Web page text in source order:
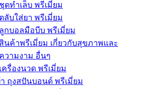
ชุดทำเล็บ พรีเมี่ยม
ตลับใส่ยา พรีเมี่ยม
ลูกบอลมือบีบ พรีเมี่ยม
สินค้าพรีเมี่ยม เกี่ยวกับสุขภาพและ
ความงาม อื่นๆ
เครื่องนวด พรีเมี่ยม
า ถุงสปันบอนด์ พรีเมี่ยม